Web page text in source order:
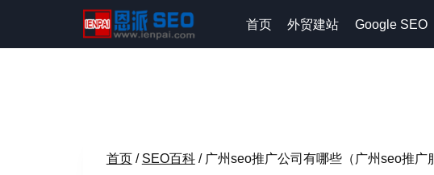
内
首页 外贸建站 Google SEO
首页 / SEO百科 / 广州seo推广公司有哪些（广州seo推广